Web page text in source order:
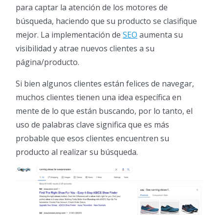
para captar la atención de los motores de
búsqueda, haciendo que su producto se clasifique
mejor. La implementación de SEO aumenta su
visibilidad y atrae nuevos clientes a su
página/producto.
Si bien algunos clientes están felices de navegar,
muchos clientes tienen una idea específica en
mente de lo que están buscando, por lo tanto, el
uso de palabras clave significa que es más
probable que esos clientes encuentren su
producto al realizar su búsqueda.